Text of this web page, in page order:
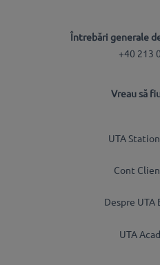
Întrebări generale
+40 213
Vreau să
UTA
Cont
Despre UTA
UTA